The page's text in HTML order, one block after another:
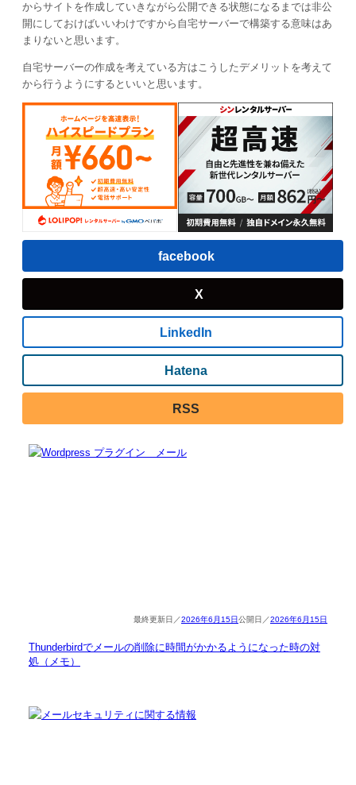
からサイトを作成していきながら公開できる状態になるまでは非公
開にしておけばいいわけですから自宅サーバーで構築する意味はあ
まりないと思います。
自宅サーバーの作成を考えている方はこうしたデメリットを考えて
から行うようにするといいと思います。
facebook
X
LinkedIn
Hatena
RSS
2026年6月15日 2026年6月15日
Thunderbirdでメールの削除に時間がかかるようになった時の対
処（メモ）